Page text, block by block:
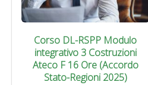
Corso DL-RSPP Modulo
integrativo 3 Costruzioni
Ateco F 16 Ore (Accordo
Stato-Regioni 2025)